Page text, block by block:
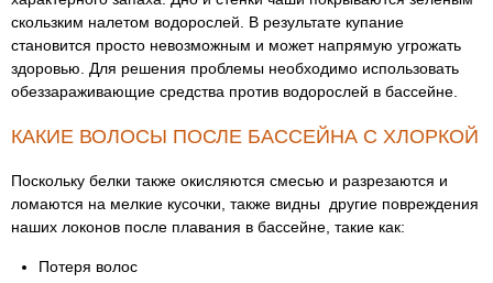
скользким налетом водорослей. В результате купание
становится просто невозможным и может напрямую угрожать
здоровью. Для решения проблемы необходимо использовать
обеззараживающие средства против водорослей в бассейне.
КАКИЕ ВОЛОСЫ ПОСЛЕ БАССЕЙНА С ХЛОРКОЙ
Поскольку белки также окисляются смесью и разрезаются и
ломаются на мелкие кусочки, также видны другие повреждения
наших локонов после плавания в бассейне, такие как:
Потеря волос